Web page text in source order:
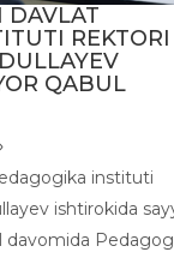
DAVLAT
REKTORI
QABUL
instituti
ishtirokida
davomida